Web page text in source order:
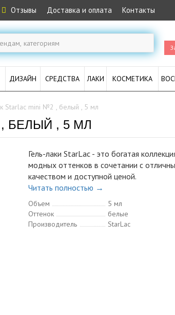
Отзывы Доставка и оплата Контакты
ДИЗАЙН СРЕДСТВА ЛАКИ КОСМЕТИКА
Starlac mini №2 , белый , 5 мл
, БЕЛЫЙ , 5 МЛ
Гель-лаки StarLac - это богатая
модных оттенков в сочетании с
качеством и доступной ценой.
Читать полностью →
Объем
5 мл
Оттенок
белые
Производитель
StarLac